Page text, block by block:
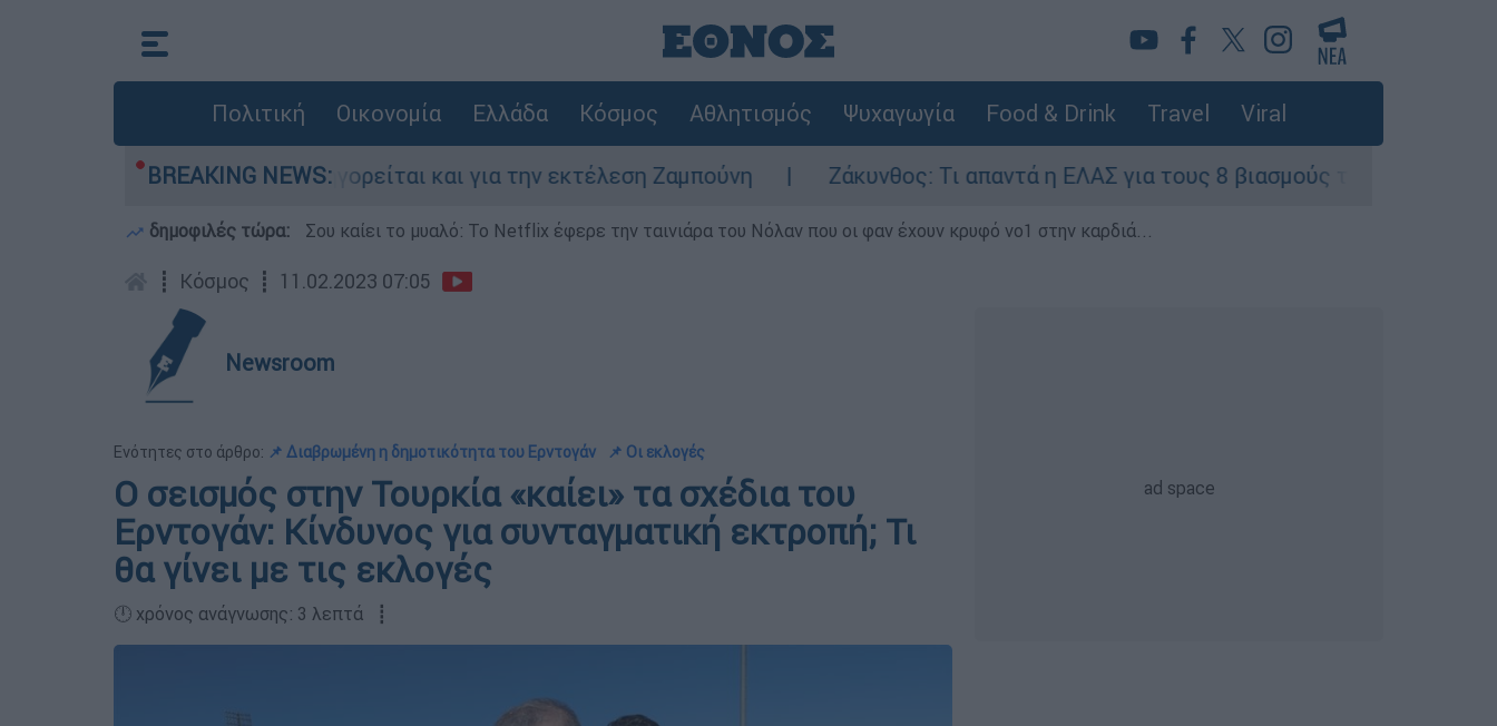
Πολιτική Οικονομία Ελλάδα Κόσμος Αθλητισμός Ψυχαγωγία Food & Drink Travel Viral
BREAKING NEWS:
Ελλάδα - Κατηγορείται και για την εκτέλεση Ζαμπούνη Ζάκυνθος: Τι απαντά η ΕΛΑΣ για τους 8 βιασμούς τουριστριών - «Μόνο 3
δημοφιλές τώρα: Σου καίει το μυαλό: Το Netflix έφερε την ταινιάρα του Νόλαν που οι φαν έχουν κρυφό νο1 στην καρδιά...
┋ Κόσμος ┋ 11.02.2023 07:05
Newsroom
Ενότητες στο άρθρο: 📌 Διαβρωμένη η δημοτικότητα του Ερντογάν 📌 Οι εκλογές
Ο σεισμός στην Τουρκία «καίει» τα σχέδια του
Ερντογάν: Κίνδυνος για συνταγματική εκτροπή; Τι
θα γίνει με τις εκλογές
🕛 χρόνος ανάγνωσης: 3 λεπτά ┋